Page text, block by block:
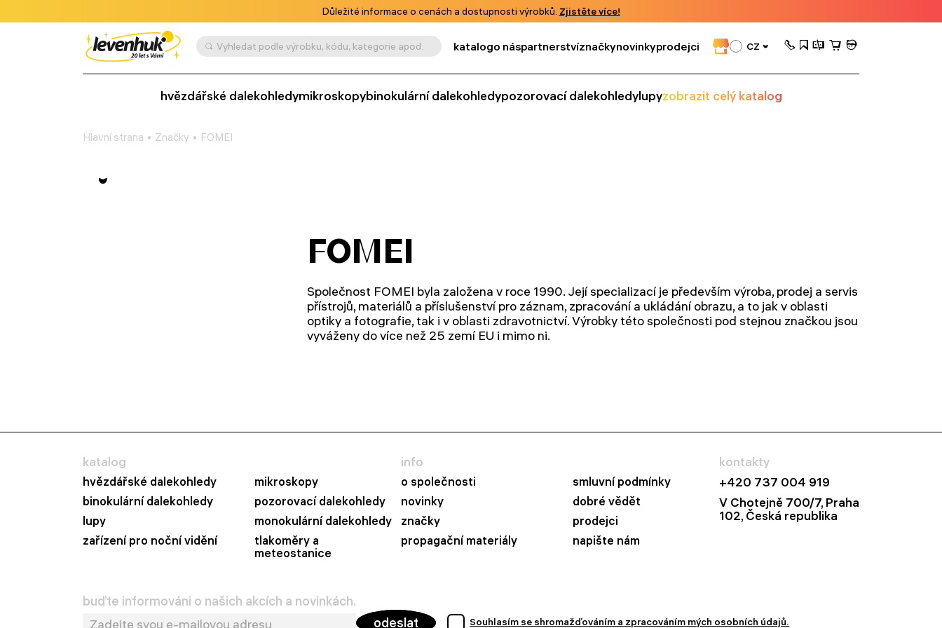
Důležité informace o cenách a dostupnosti výrobků. Zjistěte více!
Vyhledat podle výrobku, kódu, kategorie apod. katalogo náspartnerstvíznačkynovinkyprodejci CZ
hvězdářské dalekohledymikroskopybinokulární dalekohledypozorovací dalekohledylupyzobrazit celý katalog
Hlavní strana Značky FOMEI
FOMEI
Společnost FOMEI byla založena v roce 1990. Její specializací je především výroba, prodej a servis
přístrojů, materiálů a příslušenství pro záznam, zpracování a ukládání obrazu, a to jak v oblasti
optiky a fotografie, tak i v oblasti zdravotnictví.Výrobky této společnosti pod stejnou značkou jsou
vyváženy do více než 25 zemí EU i mimo ni.
katalog
hvězdářské dalekohledy
mikroskopy
binokulární dalekohledy
pozorovací dalekohledy
lupy
monokulární dalekohledy
zařízení pro noční vidění
tlakoměry a
meteostanice
info
o společnosti
smluvní podmínky
novinky
dobré vědět
značky
prodejci
propagační materiály
napište nám
kontakty
+420 737 004 919
V Chotejně 700/7, Praha
102, Česká republika
buďte informováni o našich akcích a novinkách.
odeslat
Souhlasím se shromažďováním a zpracováním mých osobních údajů.